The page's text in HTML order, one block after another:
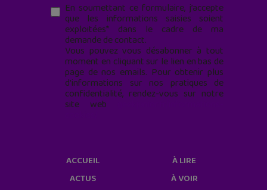
En soumettant ce formulaire, j’accepte
que les informations saisies soient
exploitées* dans le cadre de ma
demande de contact.
Vous pouvez vous désabonner à tout
moment en cliquant sur le lien en bas de
page de nos emails. Pour obtenir plus
d'informations sur nos pratiques de
confidentialité, rendez-vous sur notre
site web
ACCUEIL
ACTUS
À LIRE
À VOIR